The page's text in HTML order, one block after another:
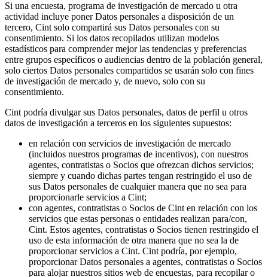
Si una encuesta, programa de investigación de mercado u otra
actividad incluye poner Datos personales a disposición de un
tercero, Cint solo compartirá sus Datos personales con su
consentimiento. Si los datos recopilados utilizan modelos
estadísticos para comprender mejor las tendencias y preferencias
entre grupos específicos o audiencias dentro de la población general,
solo ciertos Datos personales compartidos se usarán solo con fines
de investigación de mercado y, de nuevo, solo con su
consentimiento.
Cint podría divulgar sus Datos personales, datos de perfil u otros
datos de investigación a terceros en los siguientes supuestos:
en relación con servicios de investigación de mercado
(incluidos nuestros programas de incentivos), con nuestros
agentes, contratistas o Socios que ofrezcan dichos servicios;
siempre y cuando dichas partes tengan restringido el uso de
sus Datos personales de cualquier manera que no sea para
proporcionarle servicios a Cint;
con agentes, contratistas o Socios de Cint en relación con los
servicios que estas personas o entidades realizan para/con,
Cint. Estos agentes, contratistas o Socios tienen restringido el
uso de esta información de otra manera que no sea la de
proporcionar servicios a Cint. Cint podría, por ejemplo,
proporcionar Datos personales a agentes, contratistas o Socios
para alojar nuestros sitios web de encuestas, para recopilar o